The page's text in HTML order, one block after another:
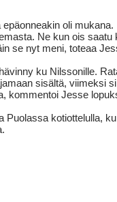
oli mukana.
Ne kun ois saatu
se nyt meni, toteaa
ku Nilssonille.
sisältä, viimeksi
kommentoi Jesse
Puolassa kotiottelulla,